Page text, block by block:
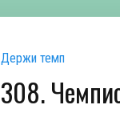
Держи темп
308.